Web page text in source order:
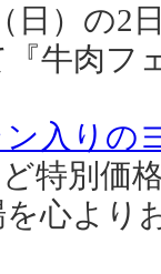
日）の2
牛肉フ
入りの
特別価
心より